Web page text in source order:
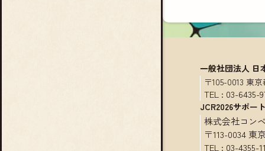
一般社団法人 日
〒105-0013 東
TEL : 03-6435-
JCR2026サポー
株式会社コン
〒113-0034 東
TEL : 03-4355-